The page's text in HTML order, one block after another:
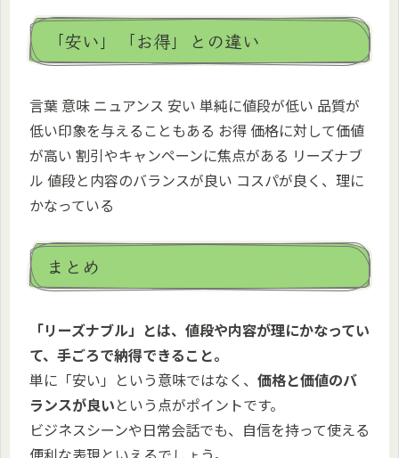
「安い」「お得」との違い
言葉 意味 ニュアンス 安い 単純に値段が低い 品質が
低い印象を与えることもある お得 価格に対して価値
が高い 割引やキャンペーンに焦点がある リーズナブ
ル 値段と内容のバランスが良い コスパが良く、理に
かなっている
まとめ
「リーズナブル」とは、値段や内容が理にかなってい
て、手ごろで納得できること。
単に「安い」という意味ではなく、 価格と価値のバ
ランスが良いという点がポイントです。
ビジネスシーンや日常会話でも、自信を持って使える